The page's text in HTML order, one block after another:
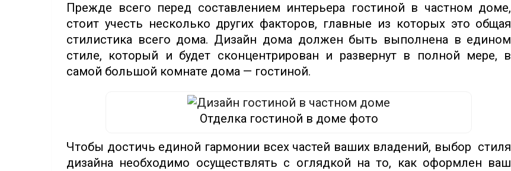
Прежде всего перед составлением интерьера гостиной в частном доме,
стоит учесть несколько других факторов, главные из которых это общая
стилистика всего дома. Дизайн дома должен быть выполнена в едином
стиле, который и будет сконцентрирован и развернут в полной мере, в
самой большой комнате дома — гостиной.
Отделка гостиной в доме фото
Чтобы достичь единой гармонии всех частей ваших владений, выбор стиля
дизайна необходимо осуществлять с оглядкой на то, как оформлен ваш